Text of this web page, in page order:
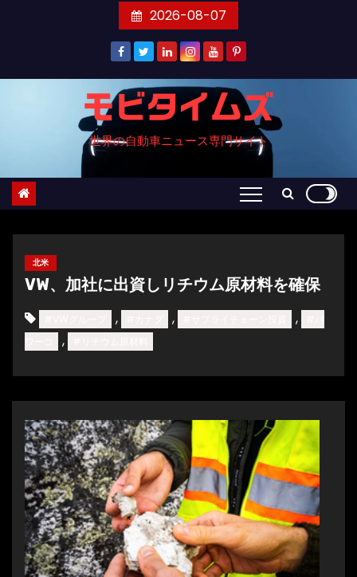
ン
プ
2026-08-07
モビタイムズ
世界の自動車ニュース専門サイト
北米
VW、加社に出資しリチウム原材料を確保
, , ,
,